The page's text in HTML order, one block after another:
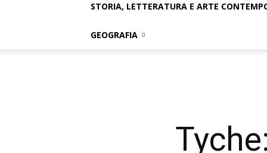
STORIA, LETTERATURA E ARTE
GEOGRAFIA